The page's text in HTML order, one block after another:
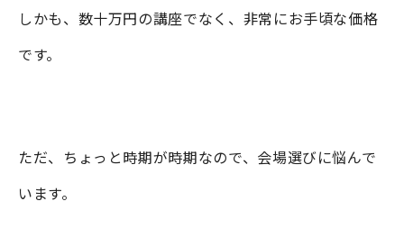
しかも、数十万円の講座でなく、非常にお手頃な価格
です。
ただ、ちょっと時期が時期なので、会場選びに悩んで
います。